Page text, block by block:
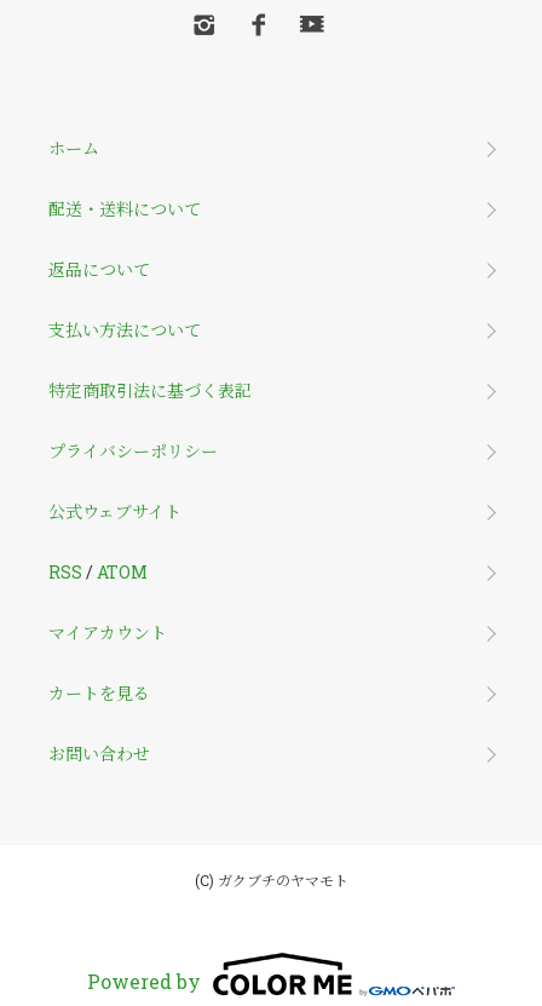
ホーム
配送・送料について
返品について
支払い方法について
特定商取引法に基づく表記
プライバシーポリシー
公式ウェブサイト
RSS / ATOM
マイアカウント
カートを見る
お問い合わせ
(C) ガクブチのヤマモト
Powered by